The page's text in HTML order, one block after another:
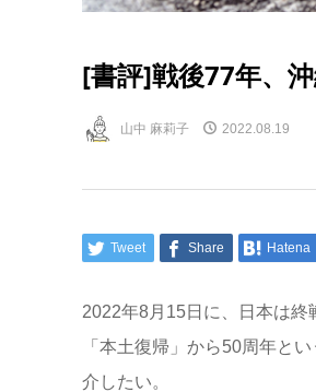
[書評]戦後77年、
山中 麻莉子 2022.08.19
Tweet Share Hatena
2022年8月15日に、日本は
「本土復帰」から50周年と
介したい。